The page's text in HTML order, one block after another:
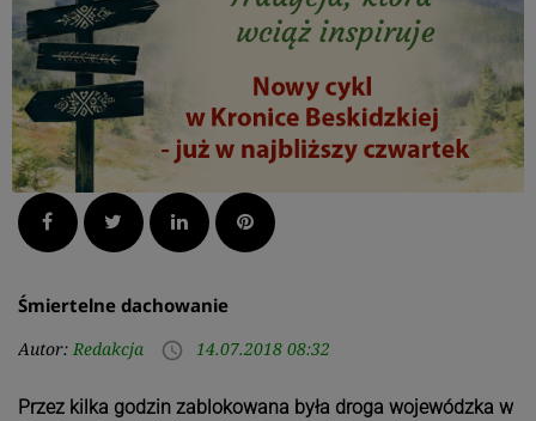
Facebook Twitter LinkedInPinterest
Śmiertelne dachowanie
Autor: Redakcja access_time 14.07.2018 08:32
Przez kilka godzin zablokowana była droga wojewódzka w